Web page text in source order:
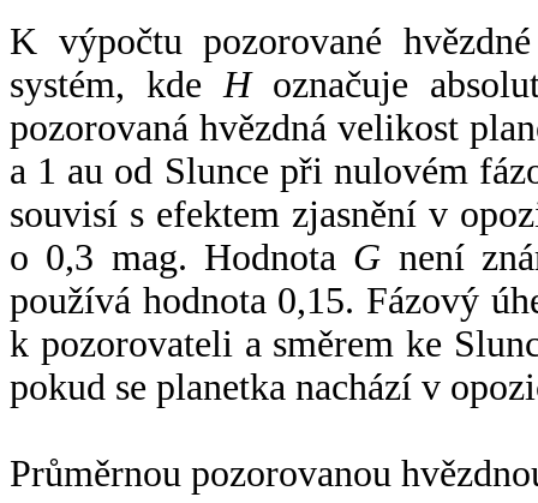
K výpočtu pozorované
systém, kde Hoznačuje
pozorovaná hvězdná velikost
a 1 au od Slunce při nulovém
souvisí s efektem zjasnění v
o 0,3 mag. Hodnota G není
používá hodnota 0,15. Fázový
k pozorovateli a směrem ke
pokud se planetka nachází v
Průměrnou pozorovanou